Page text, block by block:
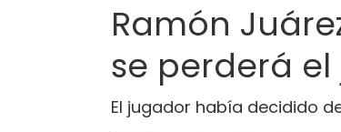
Ramón
se perderá
El jugador había decidido